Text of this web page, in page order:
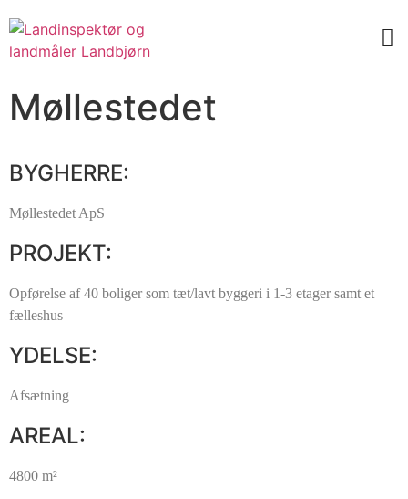
Møllestedet
BYGHERRE:
Møllestedet ApS
PROJEKT:
Opførelse af 40 boliger som tæt/lavt byggeri i 1-3 etager samt et
fælleshus
YDELSE:
Afsætning
AREAL:
4800 m²